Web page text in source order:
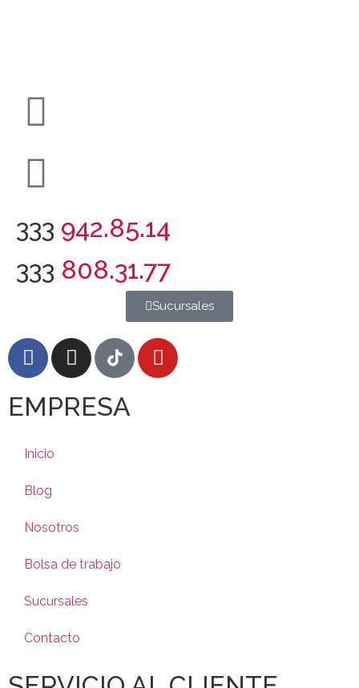
333 942.85.14
333 808.31.77
Sucursales
EMPRESA
Inicio
Blog
Nosotros
Bolsa de trabajo
Sucursales
Contacto